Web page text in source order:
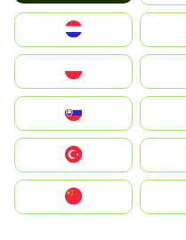
United States
中國香港特別行政區